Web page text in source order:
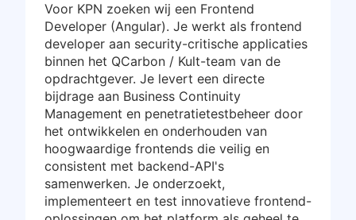
Voor KPN zoeken wij een Frontend
Developer (Angular). Je werkt als frontend
developer aan security-critische applicaties
binnen het QCarbon / Kult-team van de
opdrachtgever. Je levert een directe
bijdrage aan Business Continuity
Management en penetratietestbeheer door
het ontwikkelen en onderhouden van
hoogwaardige frontends die veilig en
consistent met backend-API's
samenwerken. Je onderzoekt,
implementeert en test innovatieve frontend-